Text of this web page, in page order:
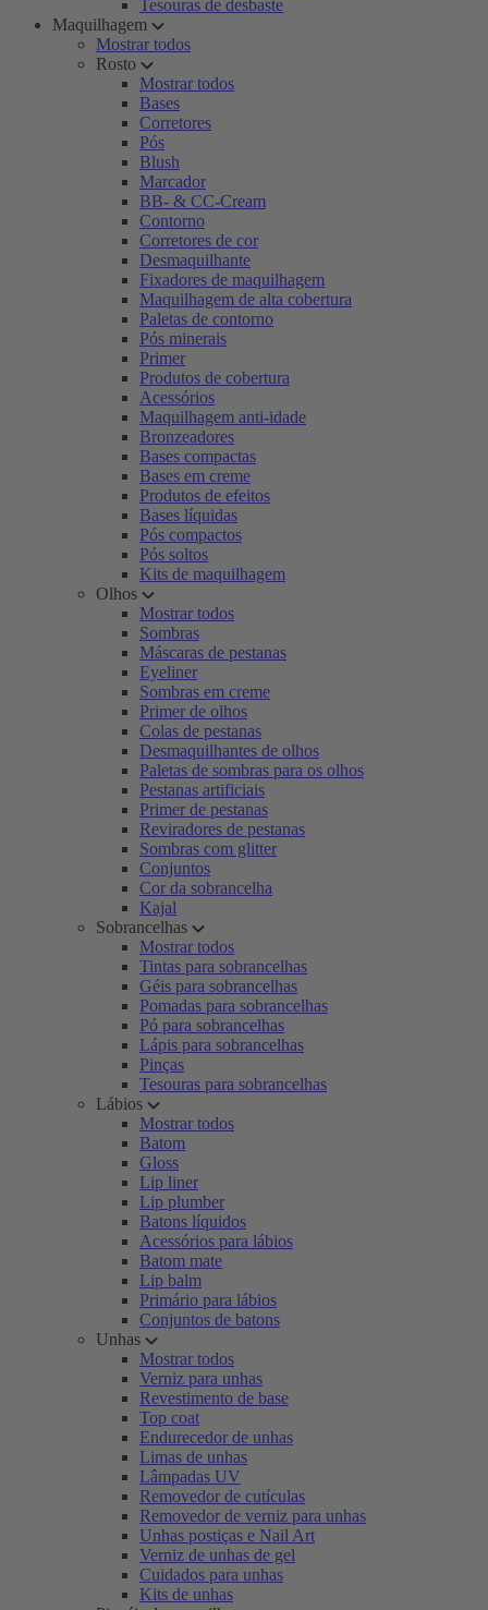
Tesouras de desbaste
Maquilhagem
Mostrar todos
Rosto
Mostrar todos
Bases
Corretores
Pós
Blush
Marcador
BB- & CC-Cream
Contorno
Corretores de cor
Desmaquilhante
Fixadores de maquilhagem
Maquilhagem de alta cobertura
Paletas de contorno
Pós minerais
Primer
Produtos de cobertura
Acessórios
Maquilhagem anti-idade
Bronzeadores
Bases compactas
Bases em creme
Produtos de efeitos
Bases líquidas
Pós compactos
Pós soltos
Kits de maquilhagem
Olhos
Mostrar todos
Sombras
Máscaras de pestanas
Eyeliner
Sombras em creme
Primer de olhos
Colas de pestanas
Desmaquilhantes de olhos
Paletas de sombras para os olhos
Pestanas artificiais
Primer de pestanas
Reviradores de pestanas
Sombras com glitter
Conjuntos
Cor da sobrancelha
Kajal
Sobrancelhas
Mostrar todos
Tintas para sobrancelhas
Géis para sobrancelhas
Pomadas para sobrancelhas
Pó para sobrancelhas
Lápis para sobrancelhas
Pinças
Tesouras para sobrancelhas
Lábios
Mostrar todos
Batom
Gloss
Lip liner
Lip plumber
Batons líquidos
Acessórios para lábios
Batom mate
Lip balm
Primário para lábios
Conjuntos de batons
Unhas
Mostrar todos
Verniz para unhas
Revestimento de base
Top coat
Endurecedor de unhas
Limas de unhas
Lâmpadas UV
Removedor de cutículas
Removedor de verniz para unhas
Unhas postiças e Nail Art
Verniz de unhas de gel
Cuidados para unhas
Kits de unhas